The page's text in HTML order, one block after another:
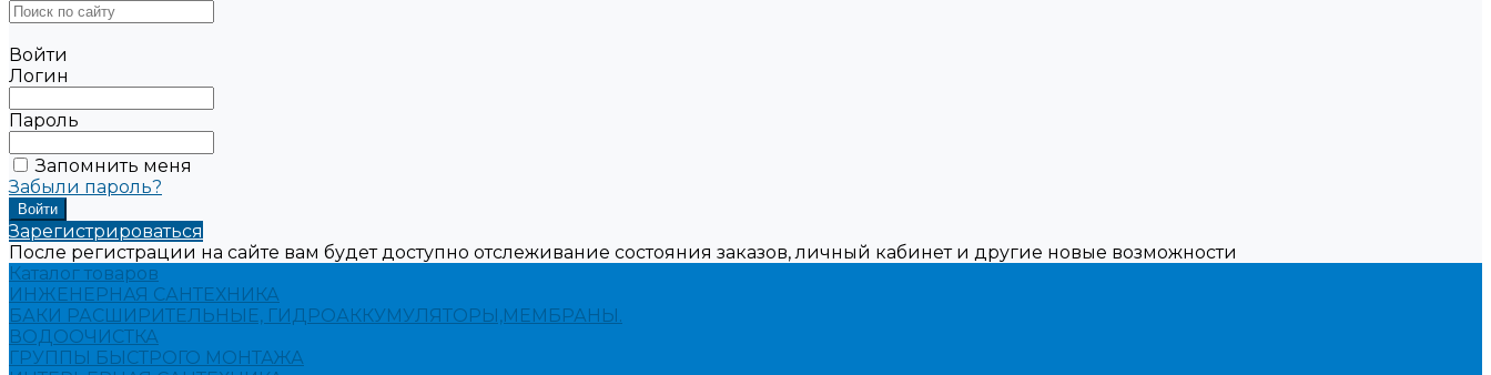
Войти
Логин
Пароль
Запомнить меня
Забыли пароль?
Зарегистрироваться
После регистрации на сайте вам будет доступно отслеживание состояния заказов, личный кабинет и другие новые возможности
Каталог товаров
ИНЖЕНЕРНАЯ САНТЕХНИКА
БАКИ РАСШИРИТЕЛЬНЫЕ, ГИДРОАККУМУЛЯТОРЫ,МЕМБРАНЫ.
ВОДООЧИСТКА
ГРУППЫ БЫСТРОГО МОНТАЖА